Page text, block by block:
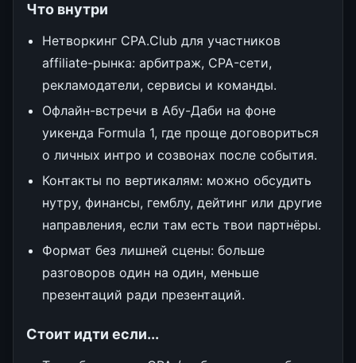
Что внутри
Нетворкинг CPA.Club для участников
affiliate-рынка: арбитраж, CPA-сети,
рекламодатели, сервисы и команды.
Офлайн-встречи в Абу-Даби на фоне
уикенда Formula 1, где проще договориться
о личных интро и созвонах после события.
Контакты по вертикалям: можно обсудить
нутру, финансы, гемблу, дейтинг или другие
направления, если там есть твои партнёры.
Формат без лишней сцены: больше
разговоров один на один, меньше
презентаций ради презентаций.
Стоит идти если...